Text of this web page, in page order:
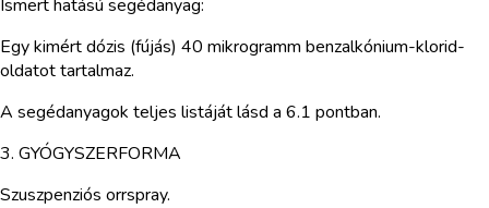
Ismert hatású segédanyag:
Egy kimért dózis (fújás) 40 mikrogramm benzalkónium-klorid-
oldatot tartalmaz.
A segédanyagok teljes listáját lásd a 6.1 pontban.
3. GYÓGYSZERFORMA
Szuszpenziós orrspray.